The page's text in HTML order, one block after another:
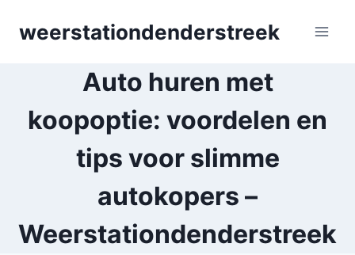
weerstationdenderstreek
Auto huren met
koopoptie: voordelen en
tips voor slimme
autokopers –
Weerstationdenderstreek